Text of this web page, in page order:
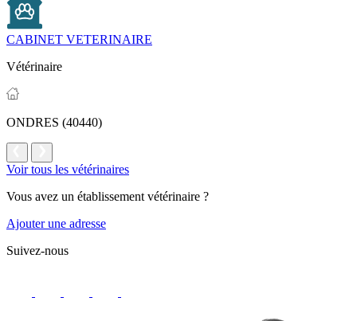
CABINET VETERINAIRE
Vétérinaire
ONDRES (40440)
Voir tous les vétérinaires
Vous avez un établissement vétérinaire ?
Ajouter une adresse
Suivez-nous